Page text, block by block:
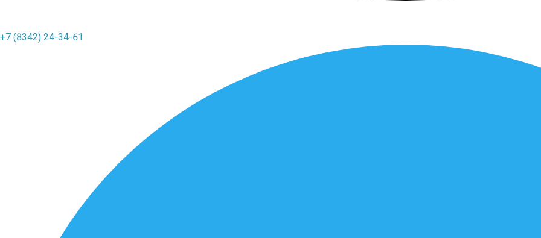
+7 (8342) 24-34-61